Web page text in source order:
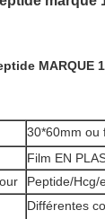
MARQUE
30*60mm ou
Film EN
Peptide/Hcg/
Différentes